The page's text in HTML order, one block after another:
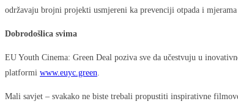
održavaju brojni projekti usmjereni ka prevenciji otpada i
Dobrodošlica svima
EU Youth Cinema: Green Deal poziva sve da učestvuju u
platformi www.euyc.green.
Mali savjet – svakako ne biste trebali propustiti inspirativne